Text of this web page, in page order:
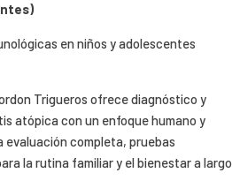
en niños y adolescentes
Trigueros ofrece diagnóstico y
atópica con un enfoque humano y
evaluación completa, pruebas
la rutina familiar y el bienestar a largo